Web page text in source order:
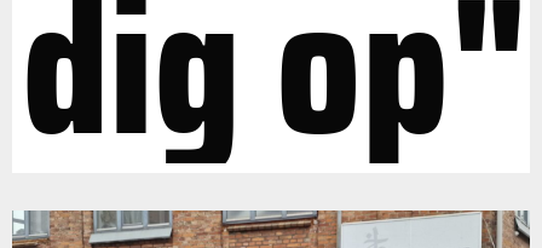
dig op"